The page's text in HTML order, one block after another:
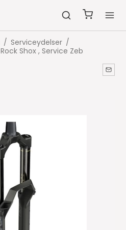
/ Serviceydelser /
Rock Shox , Service Zeb